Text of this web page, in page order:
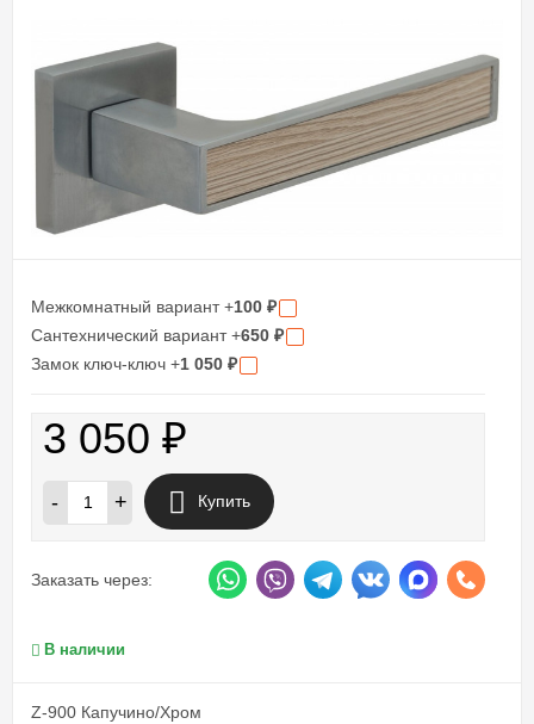
Межкомнатный вариант +100 ₽
Сантехнический вариант +650 ₽
Замок ключ-ключ +1 050 ₽
3 050 ₽
- + Купить
Заказать через:
В наличии
Z-900 Капучино/Хром